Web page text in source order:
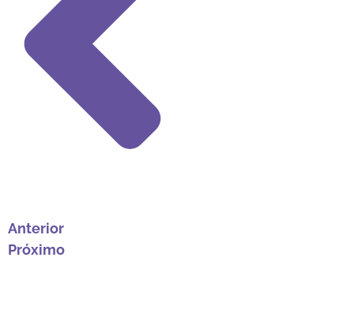
Anterior
Próximo